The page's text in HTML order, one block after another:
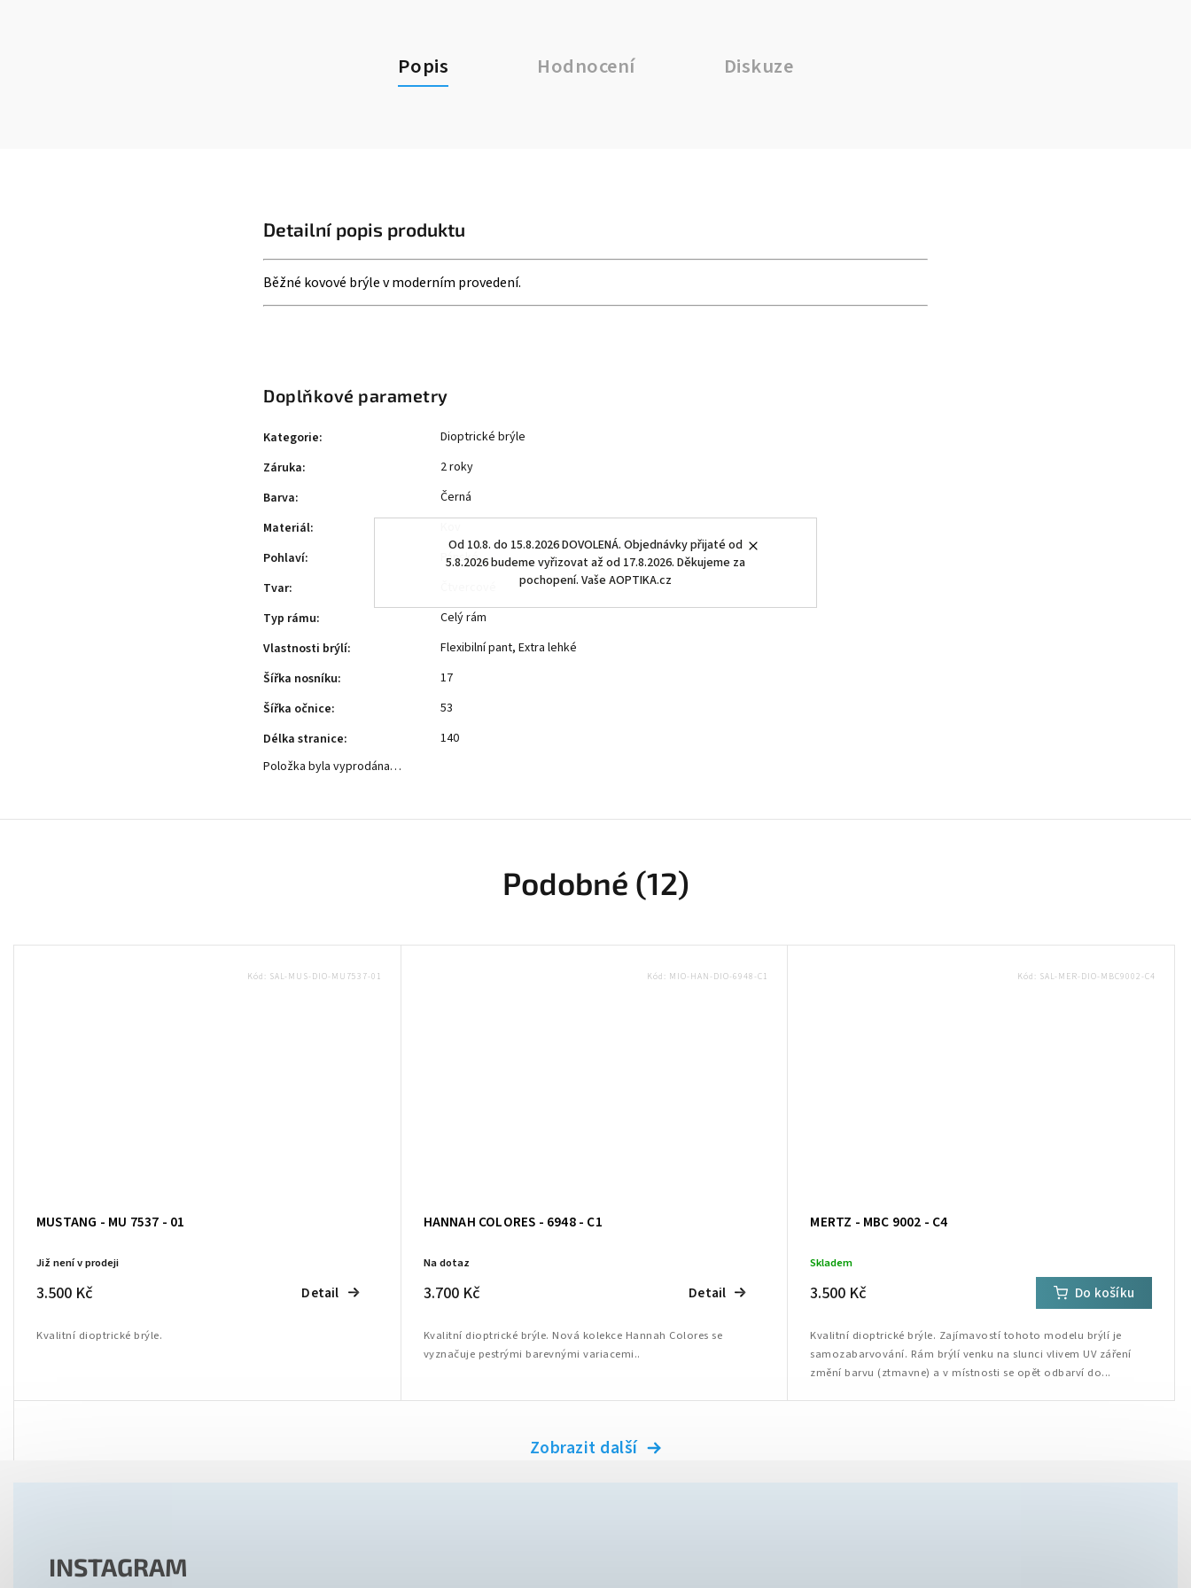
Od 10.8. do 15.8.2026 DOVOLENÁ. Objednávky přijaté od
5.8.2026 budeme vyřizovat až od 17.8.2026. Děkujeme za
pochopení. Vaše AOPTIKA.cz
Popis Hodnocení Diskuze
Detailní popis produktu
Běžné kovové brýle v moderním provedení.
Doplňkové parametry
Kategorie:
Dioptrické brýle
Záruka:
2 roky
Barva:
Černá
Materiál:
Pohlaví:
Pánské
Tvar:
Typ rámu:
Celý rám
Vlastnosti brýlí:
Flexibilní pant, Extra lehké
Šířka nosníku:
17
Šířka očnice:
53
Délka stranice:
140
Položka byla vyprodána…
Podobné (12)
MUSTANG - MU 7537 - 01
Již není v prodeji
3.500 Kč Detail
Kód: SAL-MUS-DIO-MU7537-01
HANNAH COLORES - 6948 - C1
Na dotaz
3.700 Kč Detail
Kvalitní dioptrické brýle. Nová kolekce Hannah Colores se
Kód: MIO-HAN-DIO-6948-C1
MERTZ - MBC 9002 - C4
Skladem
3.500 Kč Do košíku
Kvalitní dioptrické brýle. Zajímavostí tohoto modelu brýlí je
samozabarvování. Rám brýlí venku na slunci vlivem UV záření
změní barvu (ztmavne) a v místnosti se opět odbarví do...
Kód: SAL-MER-DIO-MBC9002-C4
Zobrazit další
INSTAGRAM